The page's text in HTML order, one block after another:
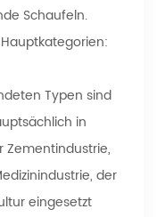
Schaufeln.
Typen sind
in
Zementindustrie,
der
eingesetzt